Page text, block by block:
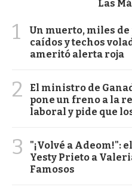
Las
1
Un muerto, miles
caídos y techos
ameritó alerta roja
2
El ministro de
pone un freno a la
laboral y pide que
3
"¡Volvé a Adeom!":
Yesty Prieto a
Famosos